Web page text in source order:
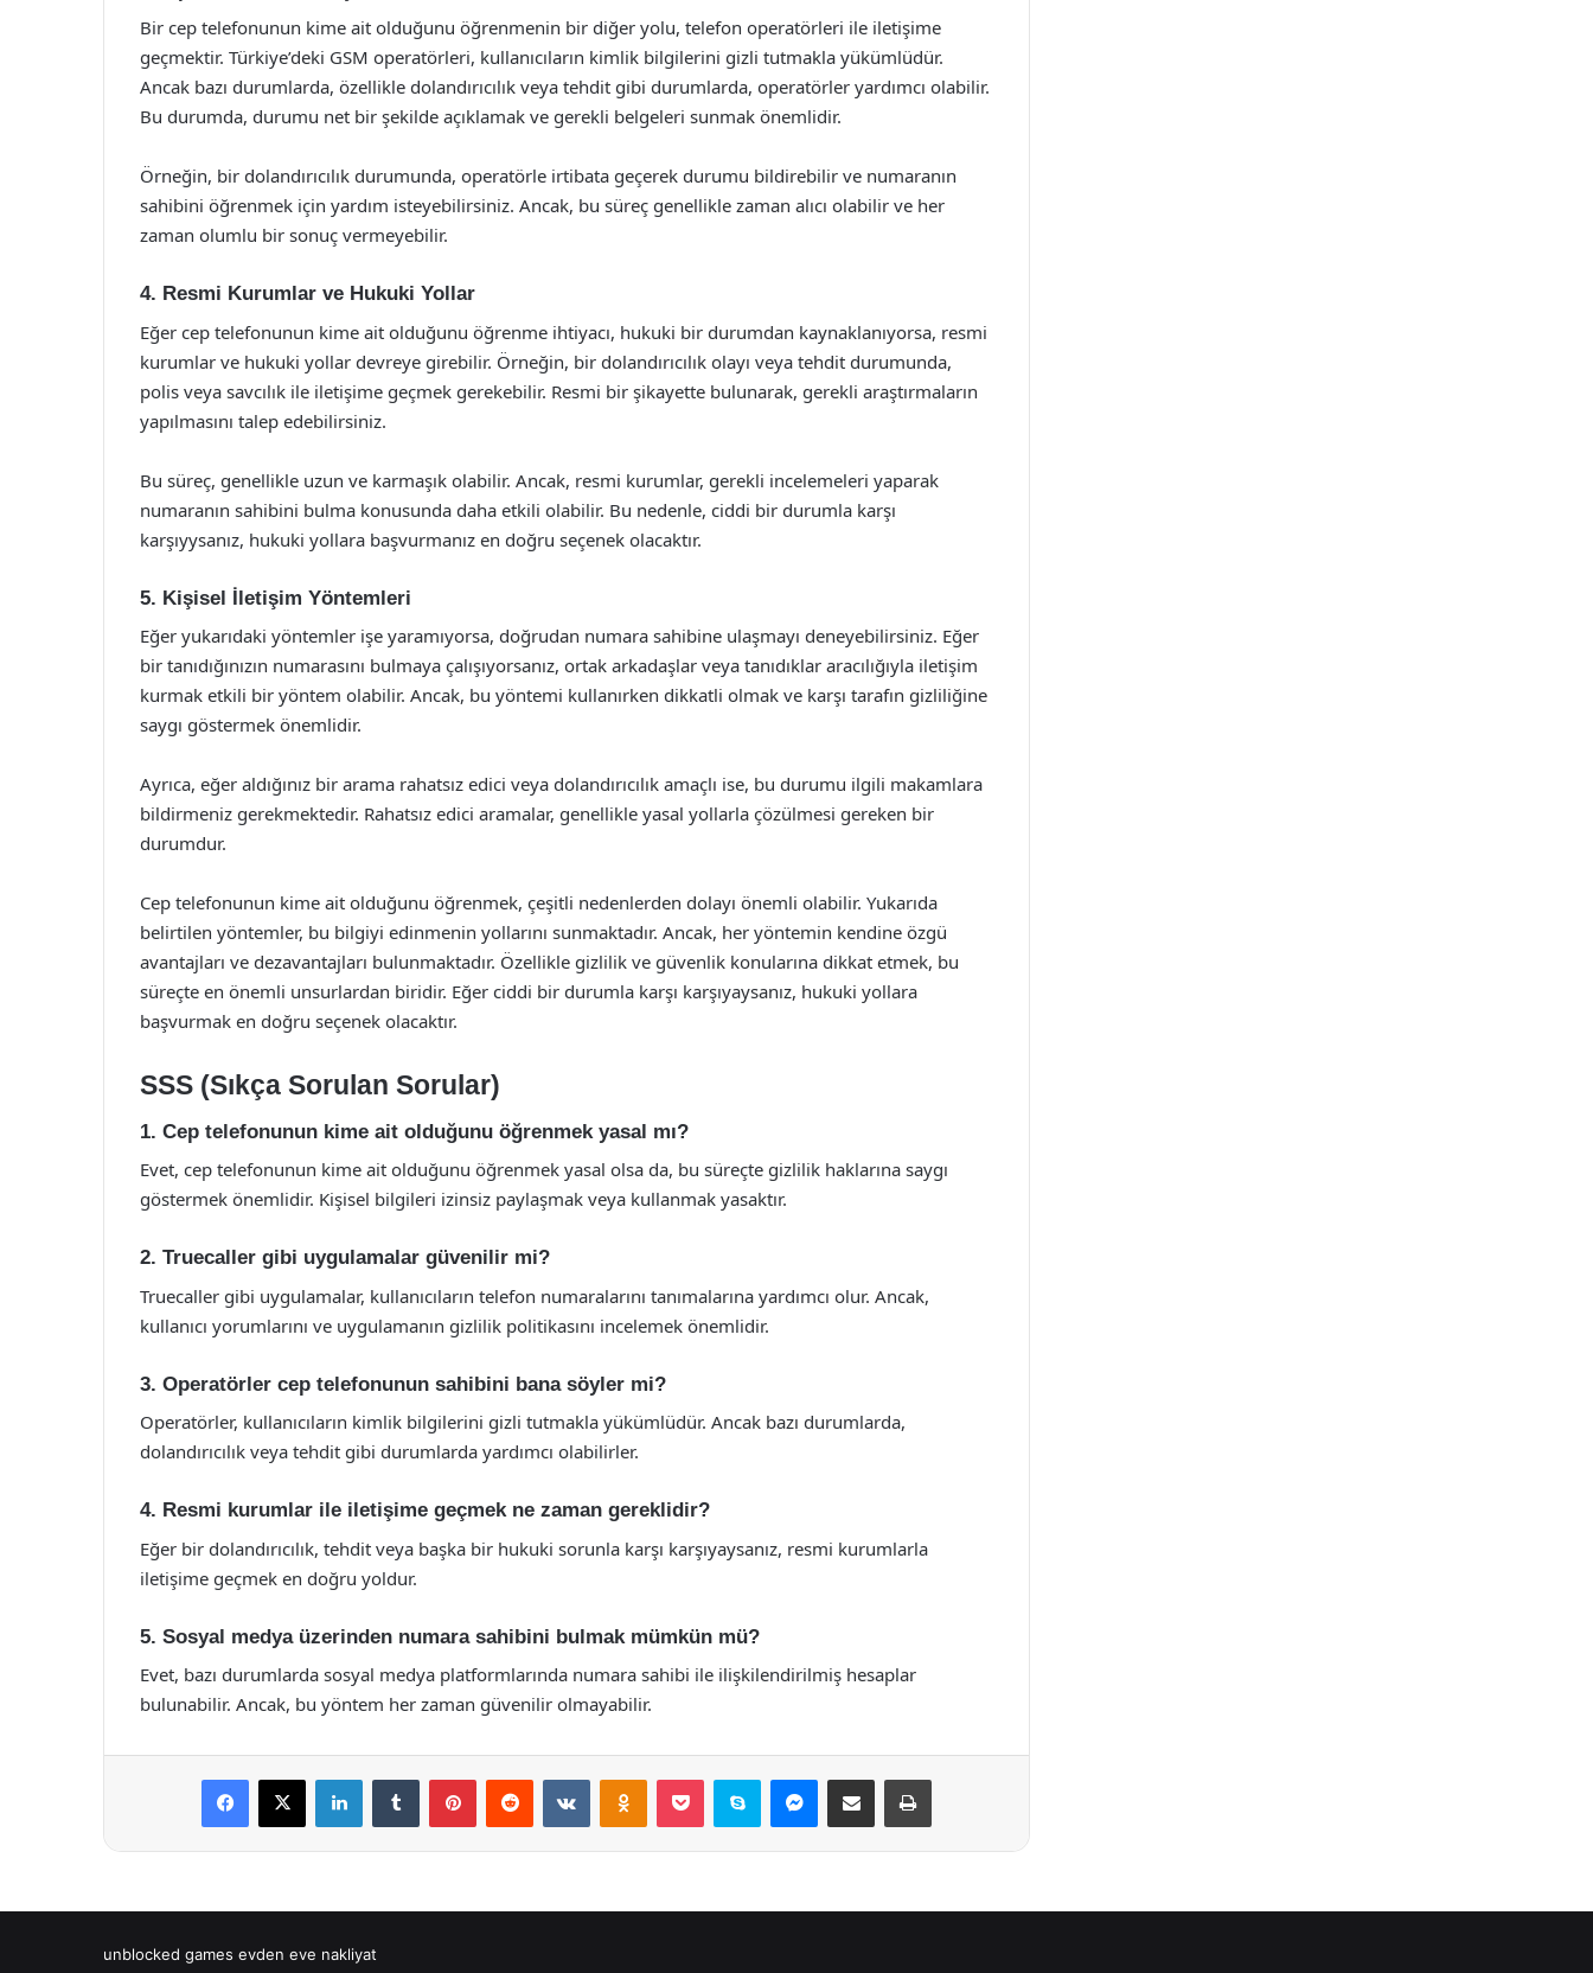
Bir cep telefonunun kime ait olduğunu öğrenmenin bir diğer yolu, telefon operatörleri ile iletişime
geçmektir. Türkiye’deki GSM operatörleri, kullanıcıların kimlik bilgilerini gizli tutmakla yükümlüdür.
Ancak bazı durumlarda, özellikle dolandırıcılık veya tehdit gibi durumlarda, operatörler yardımcı olabilir.
Bu durumda, durumu net bir şekilde açıklamak ve gerekli belgeleri sunmak önemlidir.
Örneğin, bir dolandırıcılık durumunda, operatörle irtibata geçerek durumu bildirebilir ve numaranın
sahibini öğrenmek için yardım isteyebilirsiniz. Ancak, bu süreç genellikle zaman alıcı olabilir ve her
zaman olumlu bir sonuç vermeyebilir.
4. Resmi Kurumlar ve Hukuki Yollar
Eğer cep telefonunun kime ait olduğunu öğrenme ihtiyacı, hukuki bir durumdan kaynaklanıyorsa, resmi
kurumlar ve hukuki yollar devreye girebilir. Örneğin, bir dolandırıcılık olayı veya tehdit durumunda,
polis veya savcılık ile iletişime geçmek gerekebilir. Resmi bir şikayette bulunarak, gerekli araştırmaların
yapılmasını talep edebilirsiniz.
Bu süreç, genellikle uzun ve karmaşık olabilir. Ancak, resmi kurumlar, gerekli incelemeleri yaparak
numaranın sahibini bulma konusunda daha etkili olabilir. Bu nedenle, ciddi bir durumla karşı
karşıyysanız, hukuki yollara başvurmanız en doğru seçenek olacaktır.
5. Kişisel İletişim Yöntemleri
Eğer yukarıdaki yöntemler işe yaramıyorsa, doğrudan numara sahibine ulaşmayı deneyebilirsiniz. Eğer
bir tanıdığınızın numarasını bulmaya çalışıyorsanız, ortak arkadaşlar veya tanıdıklar aracılığıyla iletişim
kurmak etkili bir yöntem olabilir. Ancak, bu yöntemi kullanırken dikkatli olmak ve karşı tarafın gizliliğine
saygı göstermek önemlidir.
Ayrıca, eğer aldığınız bir arama rahatsız edici veya dolandırıcılık amaçlı ise, bu durumu ilgili makamlara
bildirmeniz gerekmektedir. Rahatsız edici aramalar, genellikle yasal yollarla çözülmesi gereken bir
durumdur.
Cep telefonunun kime ait olduğunu öğrenmek, çeşitli nedenlerden dolayı önemli olabilir. Yukarıda
belirtilen yöntemler, bu bilgiyi edinmenin yollarını sunmaktadır. Ancak, her yöntemin kendine özgü
avantajları ve dezavantajları bulunmaktadır. Özellikle gizlilik ve güvenlik konularına dikkat etmek, bu
süreçte en önemli unsurlardan biridir. Eğer ciddi bir durumla karşı karşıyaysanız, hukuki yollara
başvurmak en doğru seçenek olacaktır.
SSS (Sıkça Sorulan Sorular)
1. Cep telefonunun kime ait olduğunu öğrenmek yasal mı?
Evet, cep telefonunun kime ait olduğunu öğrenmek yasal olsa da, bu süreçte gizlilik haklarına saygı
göstermek önemlidir. Kişisel bilgileri izinsiz paylaşmak veya kullanmak yasaktır.
2. Truecaller gibi uygulamalar güvenilir mi?
Truecaller gibi uygulamalar, kullanıcıların telefon numaralarını tanımalarına yardımcı olur. Ancak,
kullanıcı yorumlarını ve uygulamanın gizlilik politikasını incelemek önemlidir.
3. Operatörler cep telefonunun sahibini bana söyler mi?
Operatörler, kullanıcıların kimlik bilgilerini gizli tutmakla yükümlüdür. Ancak bazı durumlarda,
dolandırıcılık veya tehdit gibi durumlarda yardımcı olabilirler.
4. Resmi kurumlar ile iletişime geçmek ne zaman gereklidir?
Eğer bir dolandırıcılık, tehdit veya başka bir hukuki sorunla karşı karşıyaysanız, resmi kurumlarla
iletişime geçmek en doğru yoldur.
5. Sosyal medya üzerinden numara sahibini bulmak mümkün mü?
Evet, bazı durumlarda sosyal medya platformlarında numara sahibi ile ilişkilendirilmiş hesaplar
bulunabilir. Ancak, bu yöntem her zaman güvenilir olmayabilir.
Facebook
X LinkedInTumblr PinterestReddit VKontakteOdnoklassniki
Pocket Skype Messenger
E-Posta ile paylaş Yazdır
unblocked games evden eve nakliyat